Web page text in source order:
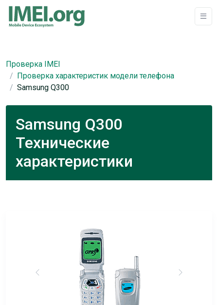
Проверка IMEI
Проверка характеристик модели телефона
Samsung Q300
Samsung Q300
Технические
характеристики